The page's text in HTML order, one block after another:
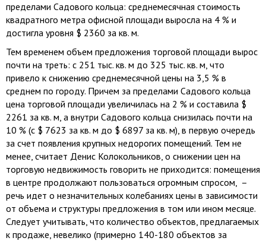
пределами Садового кольца: среднемесячная стоимость
квадратного метра офисной площади выросла на 4 % и
достигла уровня $ 2360 за кв. м.
Тем временем объем предложения торговой площади вырос
почти на треть: с 251 тыс. кв. м до 325 тыс. кв. м, что
привело к снижению среднемесячной цены на 3,5 % в
среднем по городу. Причем за пределами Садового кольца
цена торговой площади увеличилась на 2 % и составила $
2261 за кв. м, а внутри Садового кольца снизилась почти на
10 % (с $ 7623 за кв. м до $ 6897 за кв. м), в первую очередь
за счет появления крупных недорогих помещений. Тем не
менее, считает Денис Колокольников, о снижении цен на
торговую недвижимость говорить не приходится: помещения
в центре продолжают пользоваться огромным спросом, –
речь идет о незначительных колебаниях цены в зависимости
от объема и структуры предложения в том или ином месяце.
Следует учитывать, что количество объектов, предлагаемых
к продаже, невелико (примерно 140-180 объектов за